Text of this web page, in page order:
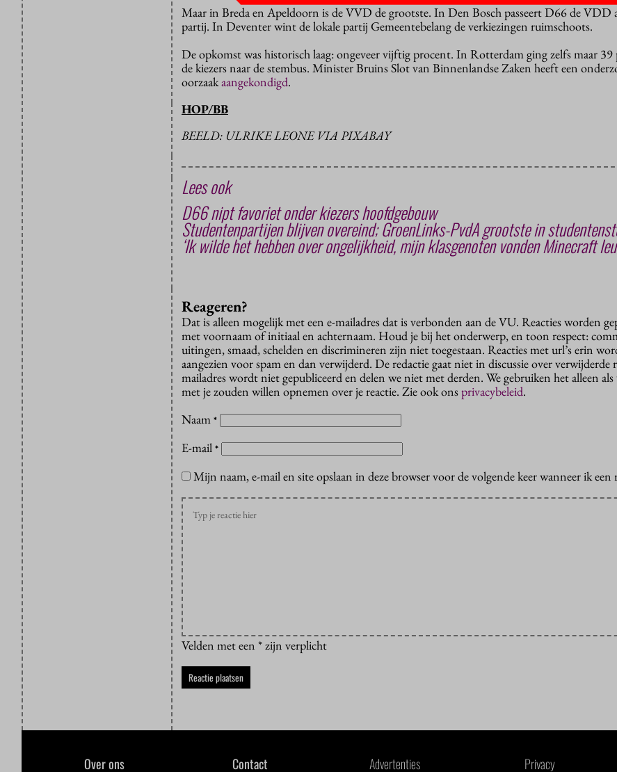
Maar in Breda en Apeldoorn is de VVD de grootste. In Den Bosch passeert D66 de VDD
partij. In Deventer wint de lokale partij Gemeentebelang de verkiezingen ruimschoots.
De opkomst was historisch laag: ongeveer vijftig procent. In Rotterdam ging zelfs maar 39
de kiezers naar de stembus. Minister Bruins Slot van Binnenlandse Zaken heeft een
oorzaakaangekondigd.
HOP/BB
BEELD: ULRIKE LEONE VIA PIXABAY
Lees ook
D66 nipt favoriet onder kiezers hoofdgebouw
Studentenpartijen blijven overeind; GroenLinks-PvdA grootste in
‘Ik wilde het hebben over ongelijkheid, mijn klasgenoten vonden Minecraft
Reageren?
Dat is alleen mogelijk met een e-mailadres dat is verbonden aan de VU. Reacties worden
met voornaam of initiaal en achternaam. Houd je bij het onderwerp, en toon respect:
uitingen, smaad, schelden en discrimineren zijn niet toegestaan. Reacties met url’s erin
aangezien voor spam en dan verwijderd. De redactie gaat niet in discussie over verwijderde
mailadres wordt niet gepubliceerd en delen we niet met derden. We gebruiken het alleen
met je zouden willen opnemen over je reactie. Zie ook onsprivacybeleid.
Naam *
E-mail *
Mijn naam, e-mail en site opslaan in deze browser voor de volgende keer wanneer ik een
Velden met een * zijn verplicht
Over ons Contact Advertenties Privacy